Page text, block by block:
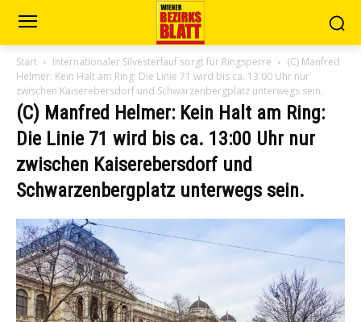
Start Internationaler Silvesterlauf sorgt für Ringsperre
(C) Manfred
Helmer: Kein Halt am Ring: Die Linie 71 wird bis ca. 13:00 Uhr nur
zwischen Kaiserebersdorf und Schwarzenbergplatz unterwegs sein.
(C) Manfred Helmer: Kein Halt am Ring:
Die Linie 71 wird bis ca. 13:00 Uhr nur
zwischen Kaiserebersdorf und
Schwarzenbergplatz unterwegs sein.